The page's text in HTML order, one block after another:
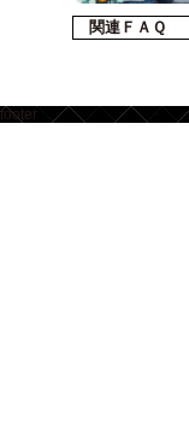
関連ＦＡＱ
footer